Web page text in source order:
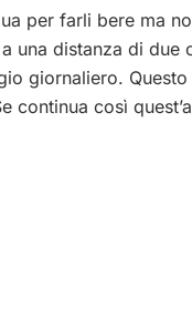
per farli bere ma
una distanza di due
giornaliero.
continua così